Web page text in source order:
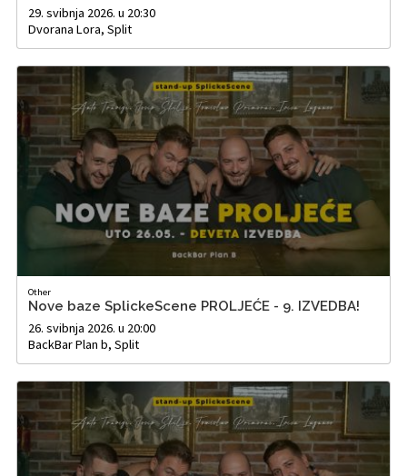
29. svibnja 2026. u 20:30
Dvorana Lora, Split
Other
Nove baze SplickeScene PROLJEĆE - 9. IZVEDBA!
26. svibnja 2026. u 20:00
BackBar Plan b, Split